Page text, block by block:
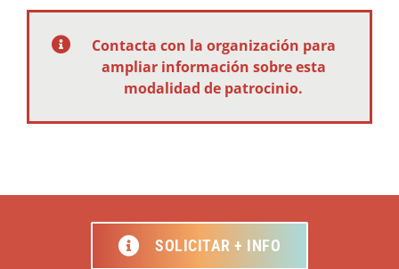
Contacta con la organización para
ampliar información sobre esta
modalidad de patrocinio.
SOLICITAR + INFO